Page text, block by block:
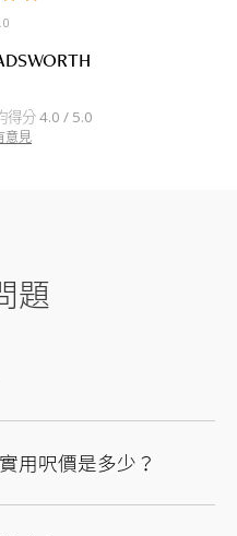
得分 4.0 / 5.0
意見
題
用呎價是多少？